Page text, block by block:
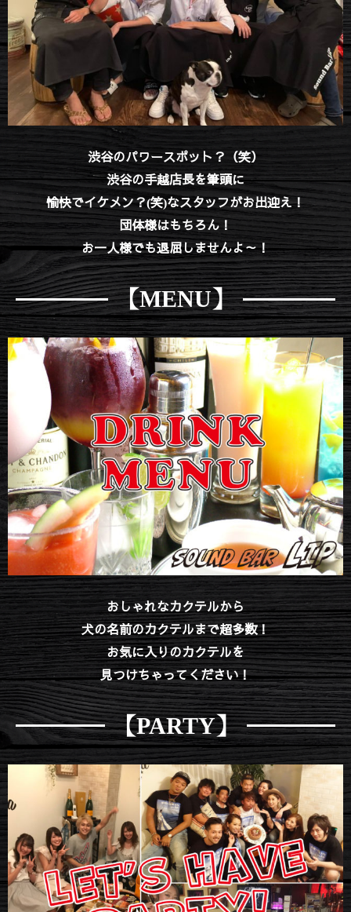
渋谷のパワースポット？（笑）
渋谷の手越店長を筆頭に
愉快でイケメン？(笑)なスタッフがお出迎え！
団体様はもちろん！
お一人様でも退屈しませんよ～！
【MENU】
おしゃれなカクテルから
犬の名前のカクテルまで超多数！
お気に入りのカクテルを
見つけちゃってください！
【PARTY】